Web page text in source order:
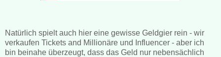
Natürlich spielt auch hier eine gewisse Geldgier rein - wir
verkaufen Tickets and Millionäre und Influencer - aber ich
bin beinahe überzeugt, dass das Geld nur nebensächlich